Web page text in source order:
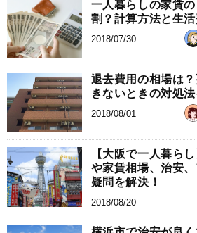
一人暮らしの家賃
割？計算方法と生
2018/07/30
退去費用の相場は
きないときの対処
2018/08/01
【大阪で一人暮ら
や家賃相場、治安
疑問を解決！
2018/08/20